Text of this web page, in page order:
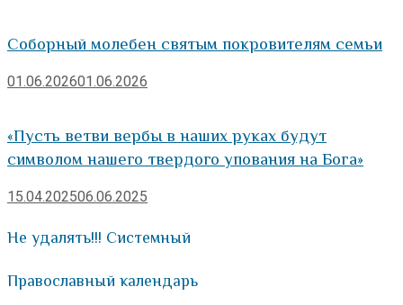
Соборный молебен святым покровителям семьи
01.06.202601.06.2026
«Пусть ветви вербы в наших руках будут
символом нашего твердого упования на Бога»
15.04.202506.06.2025
Не удалять!!! Системный
Православный календарь